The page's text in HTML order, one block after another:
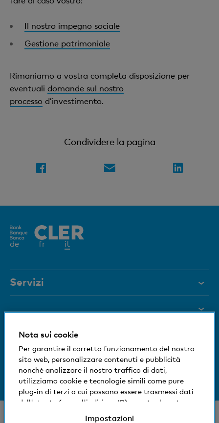
Il nostro impegno sociale
Gestione patrimoniale
Rimaniamo a vostra completa disposizione per
eventuali domande sul nostro
processo d’investimento.
Condividere la pagina
de fr itElemento
Servizi
Organi dirigenti
Medien
Impronta sociale ed ecologica
+41 (0)800 88 99 66
Siamo a vostra disposizione
Aiuto e contatto
Informazioni sulla banca
Nota sui cookie
Per garantire il corretto funzionamento del nostro
sito web, personalizzare contenuti e pubblicità
nonché analizzare il nostro traffico di dati,
utilizziamo cookie e tecnologie simili come pure
plug-in di terzi a cui possono essere trasmessi dati
dell'utente (come l'indirizzo IP), eventualmente
Impostazioni